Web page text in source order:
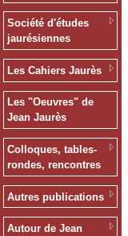
Société d'études
jaurésiennes
Les Cahiers Jaurès
Les "Oeuvres" de
Jean Jaurès
Colloques, tables-
rondes, rencontres
Autres publications
Autour de Jean